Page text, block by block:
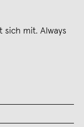
sich mit. Always